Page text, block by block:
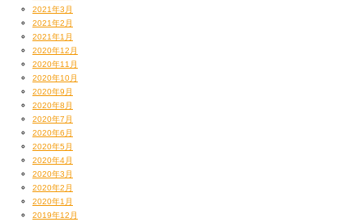
2021年3月
2021年2月
2021年1月
2020年12月
2020年11月
2020年10月
2020年9月
2020年8月
2020年7月
2020年6月
2020年5月
2020年4月
2020年3月
2020年2月
2020年1月
2019年12月